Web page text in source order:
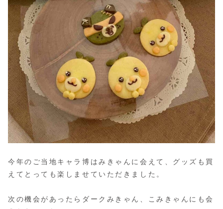
今年のご当地キャラ博はみきゃんに会えて、グッズも買
えてとっても楽しませていただきました。
次の機会があったらダークみきゃん、こみきゃんにも会